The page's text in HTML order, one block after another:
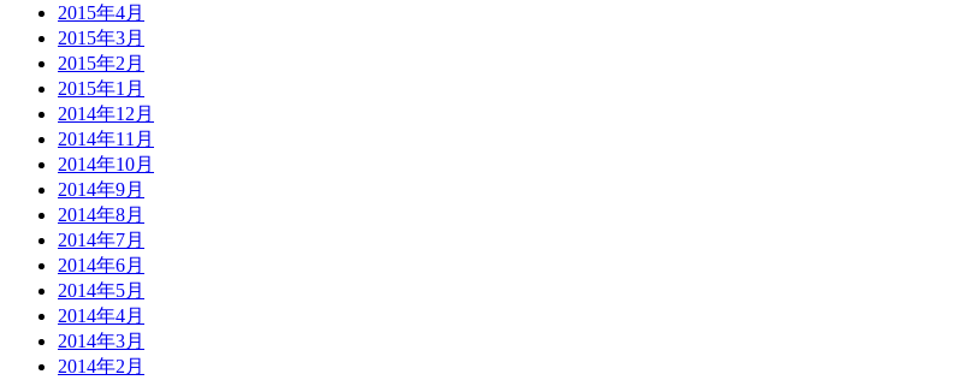
2015年4月
2015年3月
2015年2月
2015年1月
2014年12月
2014年11月
2014年10月
2014年9月
2014年8月
2014年7月
2014年6月
2014年5月
2014年4月
2014年3月
2014年2月